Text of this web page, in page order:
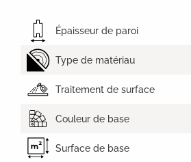
Épaisseur de paroi
Type de matériau
Traitement de surface
Couleur de base
Surface de base